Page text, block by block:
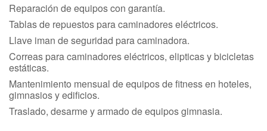
Reparación de equipos con garantía.
Tablas de repuestos para caminadores eléctricos.
Llave iman de seguridad para caminadora.
Correas para caminadores eléctricos, elipticas y bicicletas
estáticas.
Mantenimiento mensual de equipos de fitness en hoteles,
gimnasios y edificios.
Traslado, desarme y armado de equipos gimnasia.